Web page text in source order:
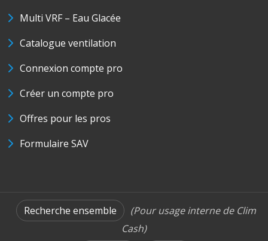
Multi VRF – Eau Glacée
Catalogue ventilation
Connexion compte pro
Créer un compte pro
Offres pour les pros
Formulaire SAV
Recherche ensemble
(Pour usage interne de Clim
Cash)